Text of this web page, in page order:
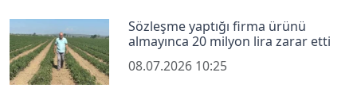
Sözleşme yaptığı firma ürünü
almayınca 20 milyon lira zarar etti
08.07.2026 10:25